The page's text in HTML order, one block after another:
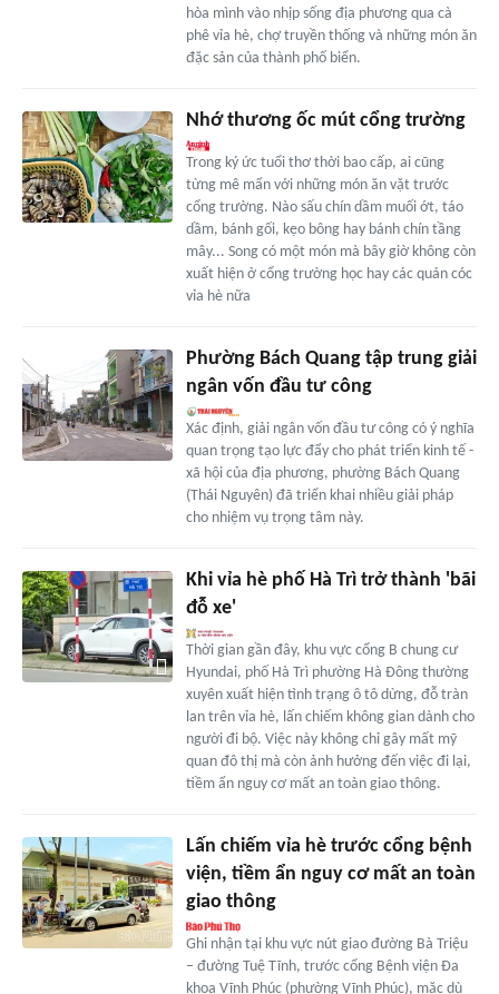
hòa mình vào nhịp sống địa phương qua cà
phê vỉa hè, chợ truyền thống và những món ăn
đặc sản của thành phố biển.
Nhớ thương ốc mút cổng trường
Trong ký ức tuổi thơ thời bao cấp, ai cũng
từng mê mẩn với những món ăn vặt trước
cổng trường. Nào sấu chín dầm muối ớt, táo
dầm, bánh gối, kẹo bông hay bánh chín tầng
mây... Song có một món mà bây giờ không còn
xuất hiện ở cổng trường học hay các quán cóc
vỉa hè nữa
Phường Bách Quang tập trung giải
ngân vốn đầu tư công
Xác định, giải ngân vốn đầu tư công có ý nghĩa
quan trọng tạo lực đẩy cho phát triển kinh tế -
xã hội của địa phương, phường Bách Quang
(Thái Nguyên) đã triển khai nhiều giải pháp
cho nhiệm vụ trọng tâm này.
Khi vỉa hè phố Hà Trì trở thành 'bãi
đỗ xe'
Thời gian gần đây, khu vực cổng B chung cư
Hyundai, phố Hà Trì phường Hà Đông thường
xuyên xuất hiện tình trạng ô tô dừng, đỗ tràn
lan trên vỉa hè, lấn chiếm không gian dành cho
người đi bộ. Việc này không chỉ gây mất mỹ
quan đô thị mà còn ảnh hưởng đến việc đi lại,
tiềm ẩn nguy cơ mất an toàn giao thông.
Lấn chiếm vỉa hè trước cổng bệnh
viện, tiềm ẩn nguy cơ mất an toàn
giao thông
Ghi nhận tại khu vực nút giao đường Bà Triệu
– đường Tuệ Tĩnh, trước cổng Bệnh viện Đa
khoa Vĩnh Phúc (phường Vĩnh Phúc), mặc dù